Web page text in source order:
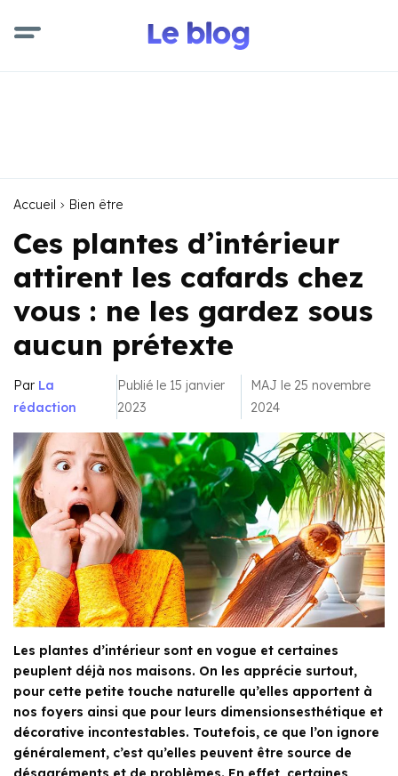
Accueil Bien être
Ces plantes d’intérieur
attirent les cafards chez
vous : ne les gardez sous
aucun prétexte
Par La
rédaction
Publié le 15 janvier
2023
MAJ le 25 novembre
2024
Les plantes d’intérieur sont en vogue et certaines
peuplent déjà nos maisons. On les apprécie surtout,
pour cette petite touche naturelle qu’elles apportent à
nos foyers ainsi que pour leurs dimensionsesthétique et
décorative incontestables. Toutefois, ce que l’on ignore
généralement, c’est qu’elles peuvent être source de